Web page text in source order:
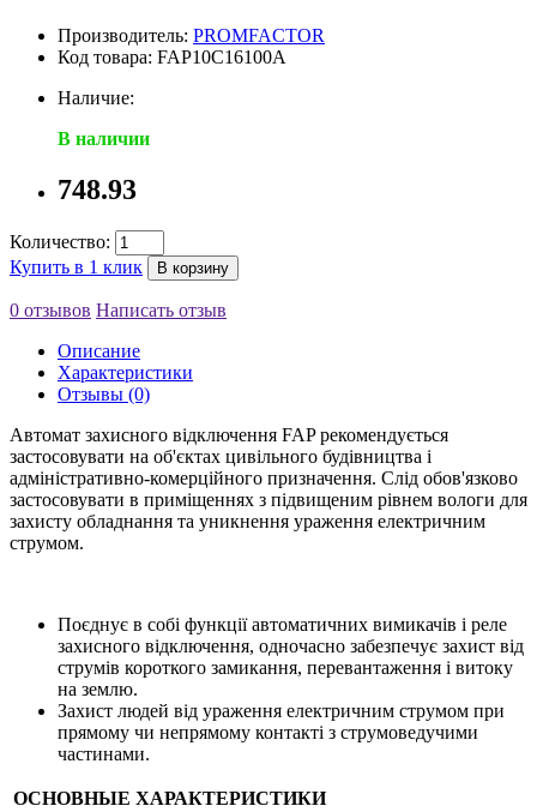
Производитель: PROMFACTOR
Код товара: FAP10C16100A
Наличие:
В наличии
748.93
Количество:
Купить в 1 клик
В корзину
0 отзывов Написать отзыв
Описание
Характеристики
Отзывы (0)
Автомат захисного відключення FAP рекомендується
застосовувати на об'єктах цивільного будівництва і
адміністративно-комерційного призначення. Слід обов'язково
застосовувати в приміщеннях з підвищеним рівнем вологи для
захисту обладнання та уникнення ураження електричним
струмом.
Поєднує в собі функції автоматичних вимикачів і реле
захисного відключення, одночасно забезпечує захист від
струмів короткого замикання, перевантаження і витоку
на землю.
Захист людей від ураження електричним струмом при
прямому чи непрямому контакті з струмоведучими
частинами.
ОСНОВНЫЕ ХАРАКТЕРИСТИКИ